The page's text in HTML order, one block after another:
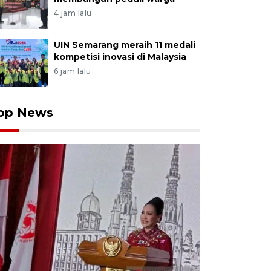
4 jam lalu
UIN Semarang meraih 11 medali
kompetisi inovasi di Malaysia
6 jam lalu
News